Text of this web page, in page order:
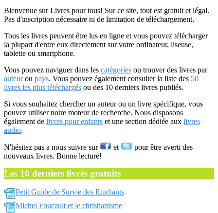
Bienvenue sur Livres pour tous! Sur ce site, tout est gratuit et légal.
Pas d'inscription nécessaire ni de limitation de téléchargement.
Tous les livres peuvent être lus en ligne et vous pouvez télécharger
la plupart d'entre eux directement sur votre ordinateur, liseuse,
tablette ou smartphone.
Vous pouvez naviguer dans les catégories ou trouver des livres par
auteurou pays. Vous pouvez également consulter la liste des 50
livres les plus téléchargés ou des 10 derniers livres publiés.
Si vous souhaitez chercher un auteur ou un livre spécifique, vous
pouvez utiliser notre moteur de recherche. Nous disposons
également de livres pour enfants et une section dédiée aux livres
audio.
N'hésitez pas a nous suivre sur et
pour être averti des
nouveaux livres. Bonne lecture!
Les 10 derniers livres gratuits
Petit Guide de Survie des Etudiants
Michel Foucault et le christianisme